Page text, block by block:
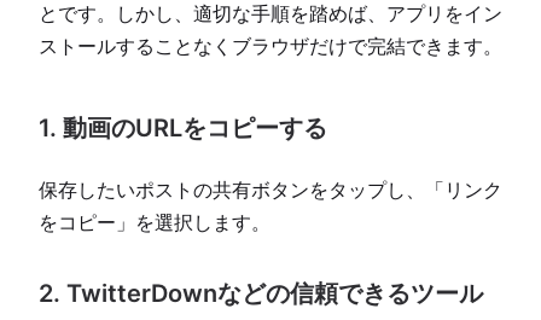
とです。しかし、適切な手順を踏めば、アプリをイン
ストールすることなくブラウザだけで完結できます。
1. 動画のURLをコピーする
保存したいポストの共有ボタンをタップし、「リンク
をコピー」を選択します。
2. TwitterDownなどの信頼できるツール